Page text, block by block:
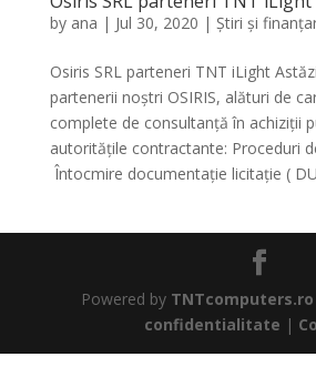
by ana | Jul 30, 2020 | Știri și
Osiris SRL parteneri TNT iLight
partenerii noștri OSIRIS, alături de
complete de consultanță în achiziții
autoritățile contractante: Proceduri
Întocmire documentație licitație (
Powered by TNTcomputers.ro
confidentialitate |